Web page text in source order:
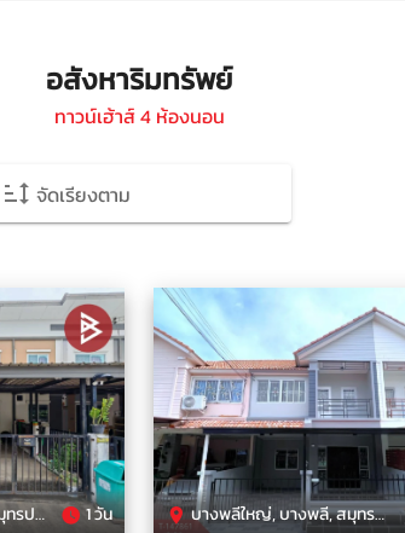
อสังหาริมทรัพย์
ทาวน์เฮ้าส์ 4 ห้องนอน
จัดเรียงตาม
การ 1 วัน บางพลีใหญ่, บางพลี, สมุทรปราการ